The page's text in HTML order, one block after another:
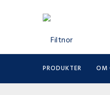
PRODUKTER OM